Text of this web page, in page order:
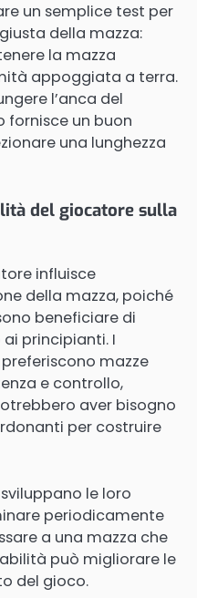
un semplice test per
della mazza:
la mazza
appoggiata a terra.
l’anca del
fornisce un buon
una lunghezza
del giocatore sulla
influisce
della mazza, poiché
beneficiare di
principianti. I
mazze
e controllo,
aver bisogno
per costruire
le loro
periodicamente
a una mazza che
può migliorare le
del gioco.